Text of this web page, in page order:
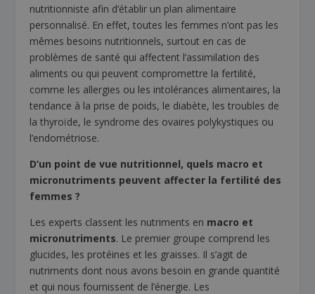
nutritionniste afin d’établir un plan alimentaire
personnalisé. En effet, toutes les femmes n’ont pas les
mêmes besoins nutritionnels, surtout en cas de
problèmes de santé qui affectent l’assimilation des
aliments ou qui peuvent compromettre la fertilité,
comme les allergies ou les intolérances alimentaires, la
tendance à la prise de poids, le diabète, les troubles de
la thyroïde, le syndrome des ovaires polykystiques ou
l’endométriose.
D’un point de vue nutritionnel, quels macro et
micronutriments peuvent affecter la fertilité des
femmes ?
Les experts classent les nutriments en macro et
micronutriments. Le premier groupe comprend les
glucides, les protéines et les graisses. Il s’agit de
nutriments dont nous avons besoin en grande quantité
et qui nous fournissent de l’énergie. Les